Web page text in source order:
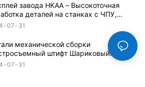
завода HKAA – Высокоточная
деталей на станках с ЧПУ,
детали для аэрокосмической
07 31
механической сборки
штифт Шариковый
штифт
07 31